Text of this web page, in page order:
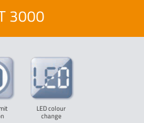
3000
LED colour
change